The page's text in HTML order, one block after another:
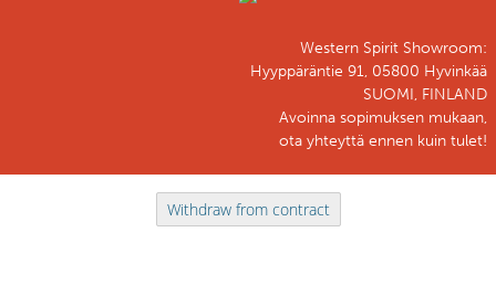
Western Spirit Showroom:
Hyyppäräntie 91, 05800 Hyvinkää
SUOMI, FINLAND
Avoinna sopimuksen mukaan,
ota yhteyttä ennen kuin tulet!
Withdraw from contract